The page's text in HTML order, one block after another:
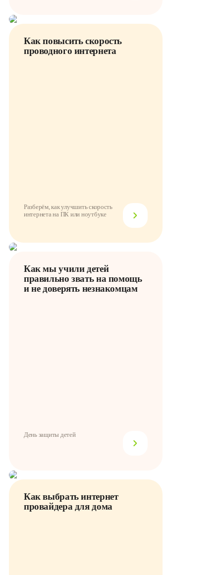
Как повысить скорость
проводного интернета
Разберём, как улучшить скорость
интернета на ПК или ноутбуке
Как мы учили детей
правильно звать на помощь
и не доверять незнакомцам
День защиты детей
Как выбрать интернет
провайдера для дома